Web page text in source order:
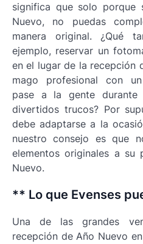
significa que solo porque
Nuevo, no puedas
manera original. ¿Qué
ejemplo, reservar un
en el lugar de la recepción
mago profesional con
pase a la gente durante
divertidos trucos? Por
debe adaptarse a la
nuestro consejo es que
elementos originales a su
Nuevo.
** Lo que Evenses
Una de las grandes
recepción de Año Nuevo